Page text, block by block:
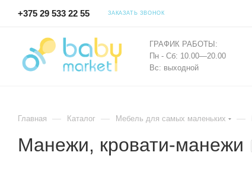
+375 29 533 22 55 ЗАКАЗАТЬ ЗВОНОК
ГРАФИК РАБОТЫ:
Пн - Сб: 10.00—20.00
Вс: выходной
Главная — Каталог — Мебель для самых маленьких —
Манежи, кровати-манежи